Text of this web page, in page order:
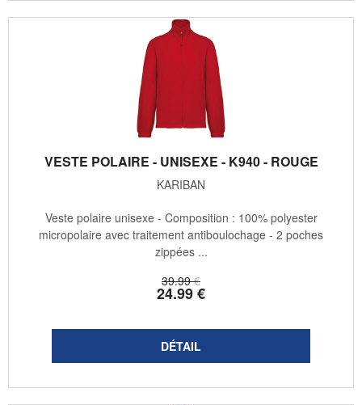
VESTE POLAIRE - UNISEXE - K940 - ROUGE
KARIBAN
39.99 €
24.99€
Veste polaire unisexe - Composition : 100% polyester
micropolaire avec traitement antiboulochage - 2 poches
zippées ...